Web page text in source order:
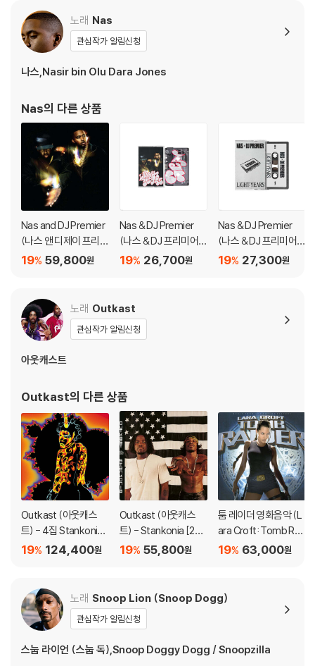
노래 Nas
관심작가 알림신청
나스,Nasir bin Olu Dara Jones
Nas의 다른 상품
Nas and DJ Premier
(나스 앤 디제이 프리미
어) - Light-Years [2
59,800원
19%
Nas & DJ Premier
(나스 & DJ 프리미어)
- Light-Years [카세
26,700원
19%
Nas & DJ Premier
(나스 & DJ 프리미어)
- Light - Years [카세
27,300원
19%
노래 Outkast
관심작가 알림신청
아웃캐스트
Outkast의 다른 상품
Outkast (아웃캐스
트) - 4집 Stankonia
[퍼플 마블 컬러 3LP]
124,400원
19%
Outkast (아웃캐스
트) - Stankonia [2L
P]
55,800원
19%
툼 레이더 영화음악 (L
ara Croft: Tomb Rai
der OST) [메탈 골든
63,000원
19%
노래 Snoop Lion (Snoop Dogg)
관심작가 알림신청
스눕 라이언 (스눕 독),Snoop Doggy Dogg / Snoopzilla